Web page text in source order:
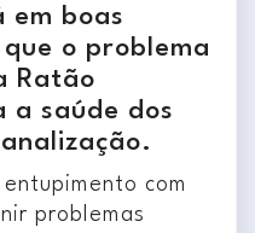
em boas
o problema
Ratão
a saúde dos
com
problemas